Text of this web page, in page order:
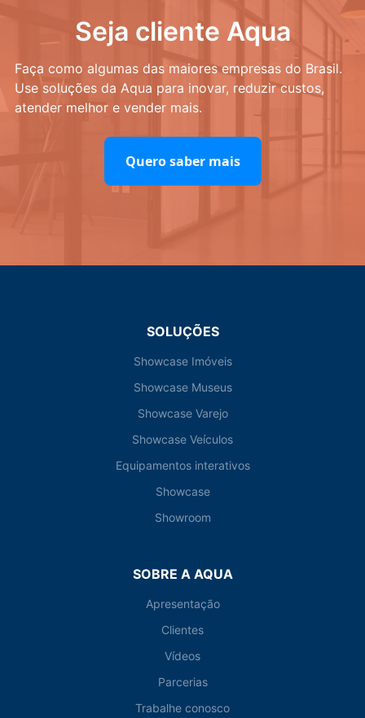
Seja cliente Aqua
Faça como algumas das maiores empresas do Brasil.
Use soluções da Aqua para inovar, reduzir custos,
atender melhor e vender mais.
Quero saber mais
SOLUÇÕES
Showcase Imóveis
Showcase Museus
Showcase Varejo
Showcase Veículos
Equipamentos interativos
Showcase
Showroom
SOBRE A AQUA
Apresentação
Clientes
Vídeos
Parcerias
Trabalhe conosco